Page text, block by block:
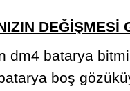
DEĞİŞMESİ
dm4 batarya
boş